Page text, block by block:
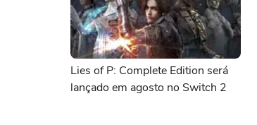
Lies of P: Complete Edition será
lançado em agosto no Switch 2